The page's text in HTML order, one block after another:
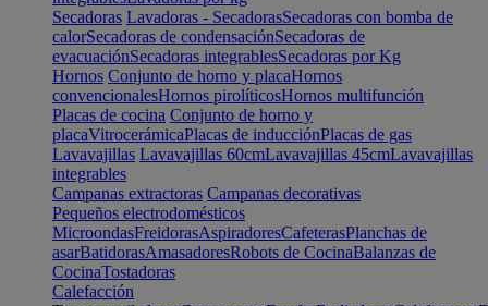
Secadoras Lavadoras - SecadorasSecadoras con bomba de
calorSecadoras de condensaciónSecadoras de
evacuaciónSecadoras integrablesSecadoras por Kg
Hornos Conjunto de horno y placaHornos
convencionalesHornos pirolíticosHornos multifunción
Placas de cocina Conjunto de horno y
placaVitrocerámicaPlacas de inducciónPlacas de gas
Lavavajillas Lavavajillas 60cmLavavajillas 45cmLavavajillas
integrables
Campanas extractoras Campanas decorativas
Pequeños electrodomésticos
MicroondasFreidorasAspiradoresCafeterasPlanchas de
asarBatidorasAmasadoresRobots de CocinaBalanzas de
CocinaTostadoras
Calefacción